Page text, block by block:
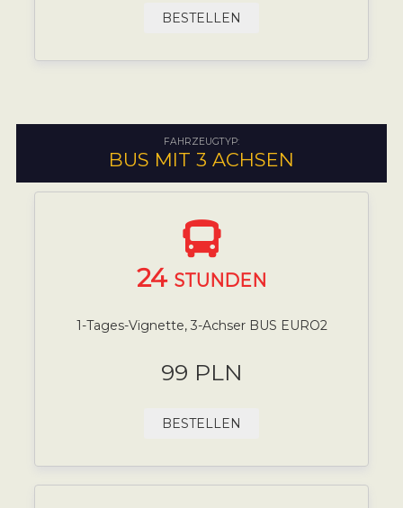
BESTELLEN
FAHRZEUGTYP:
BUS MIT 3 ACHSEN
24 STUNDEN
1-Tages-Vignette, 3-Achser BUS EURO2
99 PLN
BESTELLEN